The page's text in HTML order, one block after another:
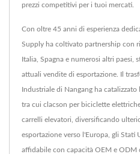
prezzi competitivi per i tuoi mercati.
Con oltre 45 anni di esperienza
Supply ha coltivato partnership con
Italia, Spagna e numerosi altri paesi,
attuali vendite di esportazione. Il
Industriale di Nangang ha
tra cui clacson per biciclette
carrelli elevatori, diversificando
esportazione verso l'Europa, gli
affidabile con capacità OEM e ODM